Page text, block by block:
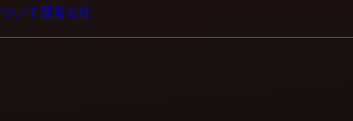
いて運営会社